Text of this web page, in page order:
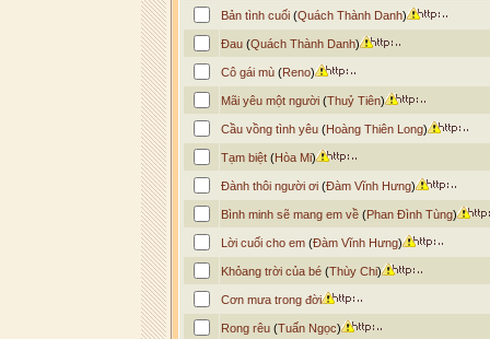
Bản tình cuối(Quách Thành Danh)
Đau(Quách Thành Danh)
Cô gái mù(Reno)
Mãi yêu một người(Thuỷ Tiên)
Cầu vồng tình yêu(Hoàng Thiên Long)
Tạm biệt(Hòa Mi)
Đành thôi người ơi(Đàm Vĩnh Hưng)
Bình minh sẽ mang em về(Phan Đình Tùng)
Lời cuối cho em(Đàm Vĩnh Hưng)
Khỏang trời của bé(Thùy Chi)
Cơn mưa trong đời
Rong rêu(Tuấn Ngọc)